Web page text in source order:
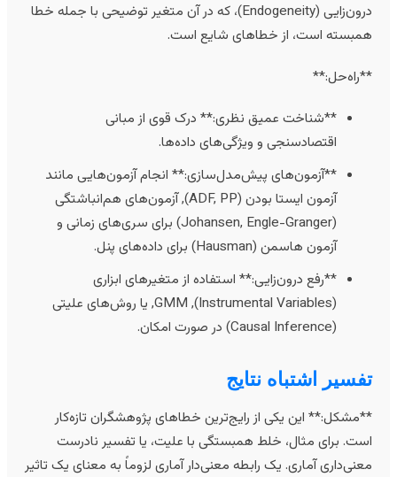
درون‌زایی (Endogeneity)، که در آن متغیر توضیحی با جمله خطا
است، از خطاهای شایع است.
**شناخت عمیق نظری:** درک قوی از مبانی
اقتصادسنجی و ویژگی‌های داده‌ها.
**آزمون‌های پیش‌مدل‌سازی:** انجام آزمون‌هایی مانند
آزمون ایستا بودن (ADF, PP), آزمون‌های هم‌انباشتگی
(Johansen, Engle-Granger) برای سری‌های زمانی و
آزمون هاسمن (Hausman) برای داده‌های پنل.
**رفع درون‌زایی:** استفاده از متغیرهای ابزاری
(Instrumental Variables), GMM, یا روش‌های علیتی
اشتباه نتایج
این یکی از رایج‌ترین خطاهای پژوهشگران تازه‌کار
برای مثال، خلط همبستگی با علیت، یا تفسیر نادرست
آماری. یک رابطه معنی‌دار آماری لزوماً به معنای یک تاثیر